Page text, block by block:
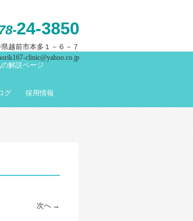
24-3850
越前市本多１－６－７
clinic@yahoo.co.jp
解説ページ
グ 採用情報
次へ →